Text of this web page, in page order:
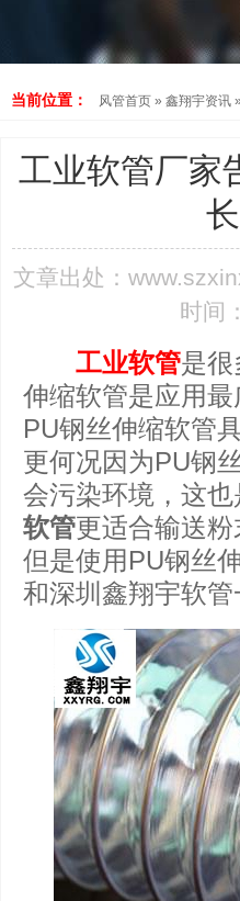
当前位置： 风管首页 » 鑫翔宇资讯 »
工业软管厂家
文章出处：
时间
工业软管是
伸缩软管是应用
PU钢丝伸缩软管
更何况因为PU钢
会污染环境，这
软管更适合输送
但是使用PU钢丝
和深圳鑫翔宇软管